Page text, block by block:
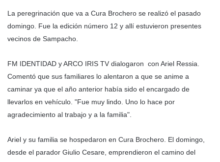
La peregrinación que va a Cura Brochero se realizó el pasado
domingo. Fue la edición número 12 y allí estuvieron presentes
vecinos de Sampacho.
FM IDENTIDAD y ARCO IRIS TV dialogaron con Ariel Ressia.
Comentó que sus familiares lo alentaron a que se anime a
caminar ya que el año anterior había sido el encargado de
llevarlos en vehículo. "Fue muy lindo. Uno lo hace por
agradecimiento al trabajo y a la familia".
Ariel y su familia se hospedaron en Cura Brochero. El domingo,
desde el parador Giulio Cesare, emprendieron el camino del